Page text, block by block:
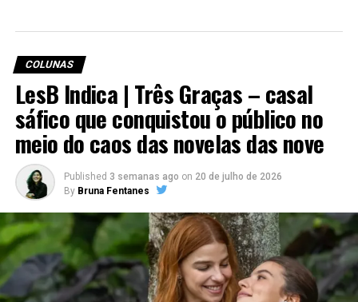
em uma história LGBTQIA+.
Review | Grease: Rise of The Pink Ladies – Primeira
Temporada
COLUNAS
LesB Indica | Três Graças – casal
sáfico que conquistou o público no
meio do caos das novelas das nove
Published 3 semanas ago on 20 de julho de 2026
By Bruna Fentanes